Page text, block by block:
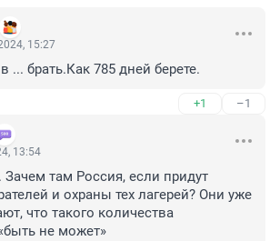
15:27
... брать.Как 785 дней берете.
+1 –1
13:54
Зачем там Россия, если придут
и охраны тех лагерей? Они уже
что такого количества
не может»